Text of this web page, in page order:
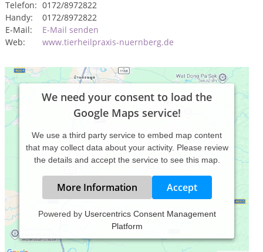
Telefon: 0172/8972822
Handy:
0172/8972822
E-Mail:
E-Mail senden
Web:
www.tierheilpraxis-nuernberg.de
We need your consent to load the
Google Maps service!
We use a third party service to embed map content
that may collect data about your activity. Please review
the details and accept the service to see this map.
More Information Accept
Powered by Usercentrics Consent Management
Platform
Mobile Tierheilpraxis für Hund, Katze, Pferd und Kaninchen